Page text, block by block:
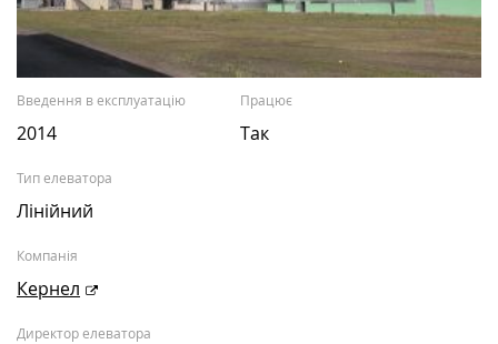
Введення в експлуатацію
2014
Працює
Так
Тип елеватора
Лінійний
Компанія
Кернел
Директор елеватора